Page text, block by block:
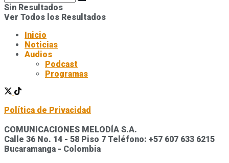
Sin Resultados
Ver Todos los Resultados
Inicio
Noticias
Audios
Podcast
Programas
Política de Privacidad
COMUNICACIONES MELODÍA S.A.
Calle 36 No. 14 - 58 Piso 7 Teléfono: +57 607 633 6215
Bucaramanga - Colombia